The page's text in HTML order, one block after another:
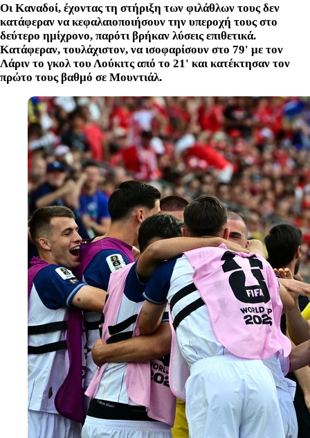
Οι Καναδοί, έχοντας τη στήριξη των φιλάθλων τους δεν
κατάφεραν να κεφαλαιοποιήσουν την υπεροχή τους στο
δεύτερο ημίχρονο, παρότι βρήκαν λύσεις επιθετικά.
Κατάφεραν, τουλάχιστον, να ισοφαρίσουν στο 79' με τον
Λάριν το γκολ του Λούκιτς από το 21' και κατέκτησαν τον
πρώτο τους βαθμό σε Μουντιάλ.